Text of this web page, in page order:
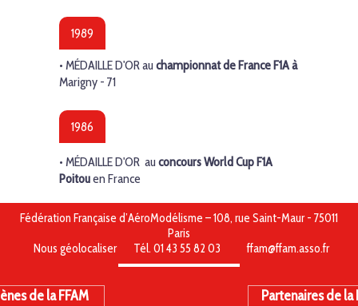
1989
• MÉDAILLE D'ORau championnat de France F1A à
Marigny - 71
1986
• MÉDAILLE D'OR au concours World Cup F1A
Poitouen France
Fédération Française d’AéroModélisme – 108, rue Saint-Maur - 75011
Paris
Nous géolocaliser
Tél. 01 43 55 82 03 ffam@ffam.asso.fr
de la FFAM Partenaires de la